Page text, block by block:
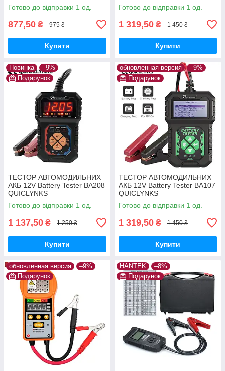
Готово до відправки 1 од.
877,50 ₴ 975 ₴
Купити
Готово до відправки 1 од.
1 319,50 ₴ 1 450 ₴
Купити
Новинка
–9%
Подарунок
ТЕСТОР АВТОМОДИЛЬНИХ
АКБ 12V Battery Tester BA208
QUICLYNKS
Готово до відправки 1 од.
1 137,50 ₴ 1 250 ₴
Купити
обновленная версия
–9%
Подарунок
ТЕСТОР АВТОМОДИЛЬНИХ
АКБ 12V Battery Tester BA107
QUICLYNKS
Готово до відправки 1 од.
1 319,50 ₴ 1 450 ₴
Купити
обновленная версия
–9%
Подарунок
HANTEK
–8%
Подарунок